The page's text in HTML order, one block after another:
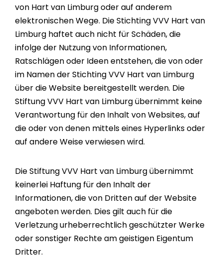
von Hart van Limburg oder auf anderem
elektronischen Wege. Die Stichting VVV Hart van
Limburg haftet auch nicht für Schäden, die
infolge der Nutzung von Informationen,
Ratschlägen oder Ideen entstehen, die von oder
im Namen der Stichting VVV Hart van Limburg
über die Website bereitgestellt werden. Die
Stiftung VVV Hart van Limburg übernimmt keine
Verantwortung für den Inhalt von Websites, auf
die oder von denen mittels eines Hyperlinks oder
auf andere Weise verwiesen wird.
Die Stiftung VVV Hart van Limburg übernimmt
keinerlei Haftung für den Inhalt der
Informationen, die von Dritten auf der Website
angeboten werden. Dies gilt auch für die
Verletzung urheberrechtlich geschützter Werke
oder sonstiger Rechte am geistigen Eigentum
Dritter.